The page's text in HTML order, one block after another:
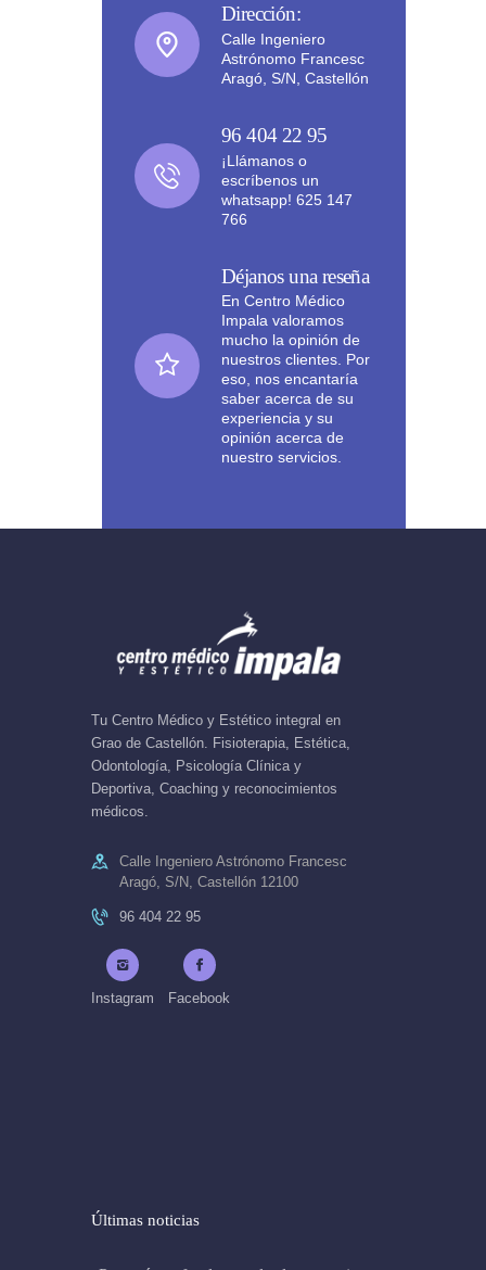
Dirección:
Calle Ingeniero
Astrónomo Francesc
Aragó, S/N, Castellón
96 404 22 95
¡Llámanos o
escríbenos un
whatsapp! 625 147
766
Déjanos una reseña
En Centro Médico
Impala valoramos
mucho la opinión de
nuestros clientes. Por
eso, nos encantaría
saber acerca de su
experiencia y su
opinión acerca de
nuestro servicios.
Tu Centro Médico y Estético integral en
Grao de Castellón. Fisioterapia, Estética,
Odontología, Psicología Clínica y
Deportiva, Coaching y reconocimientos
médicos.
Calle Ingeniero Astrónomo Francesc
Aragó, S/N, Castellón 12100
96 404 22 95
Instagram Facebook
Últimas noticias